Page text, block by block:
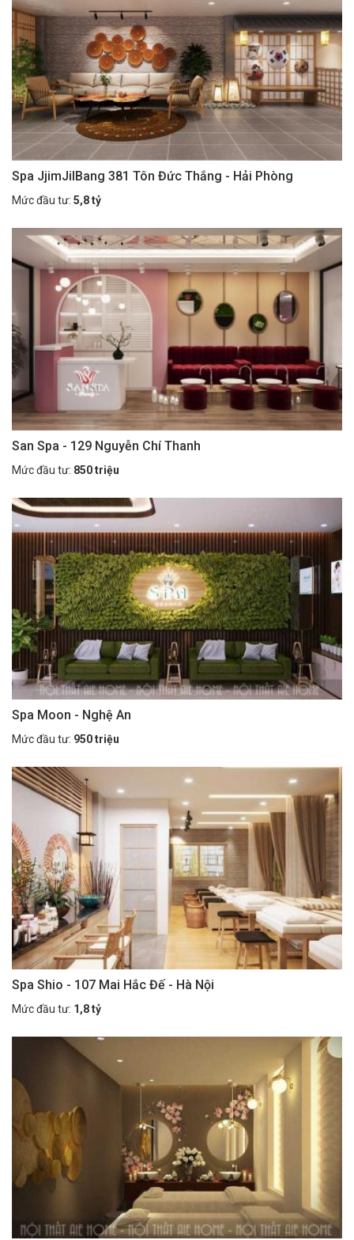
Spa JjimJilBang 381 Tôn Đức Thắng - Hải Phòng
Mức đầu tư: 5,8 tỷ
San Spa - 129 Nguyễn Chí Thanh
Mức đầu tư: 850 triệu
Spa Moon - Nghệ An
Mức đầu tư: 950 triệu
Spa Shio - 107 Mai Hắc Đế - Hà Nội
Mức đầu tư: 1,8 tỷ